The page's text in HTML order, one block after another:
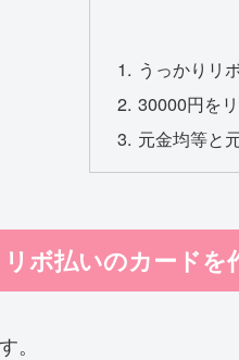
うっかりリ
30000円を
元金均等と
ボ払いのカードを
。